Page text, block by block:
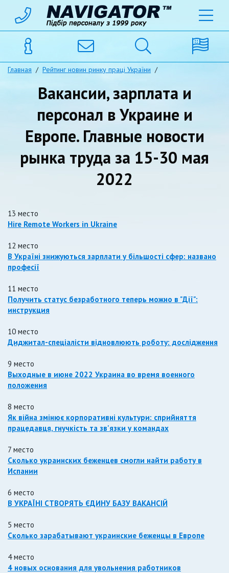
Главная / Рейтинг новин ринку праці України /
Вакансии, зарплата и
персонал в Украине и
Европе. Главные новости
рынка труда за 15-30 мая
2022
13 место
Hire Remote Workers in Ukraine
12 место
В Україні знижуються зарплати у більшості сфер: названо
професії
11 место
Получить статус безработного теперь можно в "Дії":
инструкция
10 место
Диджитал-спеціалісти відновлюють роботу: дослідження
9 место
Выходные в июне 2022 Украина во время военного
положения
8 место
Як війна змінює корпоративні культури: сприйняття
працедавця, гнучкість та зв'язки у командах
7 место
Сколько украинских беженцев смогли найти работу в
Испании
6 место
В УКРАЇНІ СТВОРЯТЬ ЄДИНУ БАЗУ ВАКАНСІЙ
5 место
Сколько зарабатывают украинские беженцы в Европе
4 место
4 новых основания для увольнения работников